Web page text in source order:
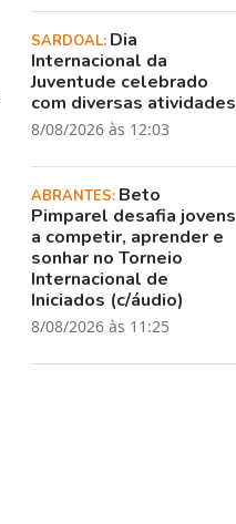
SARDOAL: Dia
Internacional da
Juventude celebrado
com diversas atividades
8/08/2026 às 12:03
ABRANTES: Beto
Pimparel desafia jovens
a competir, aprender e
sonhar no Torneio
Internacional de
Iniciados (c/áudio)
8/08/2026 às 11:25